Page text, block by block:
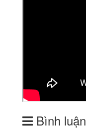
Bình luận